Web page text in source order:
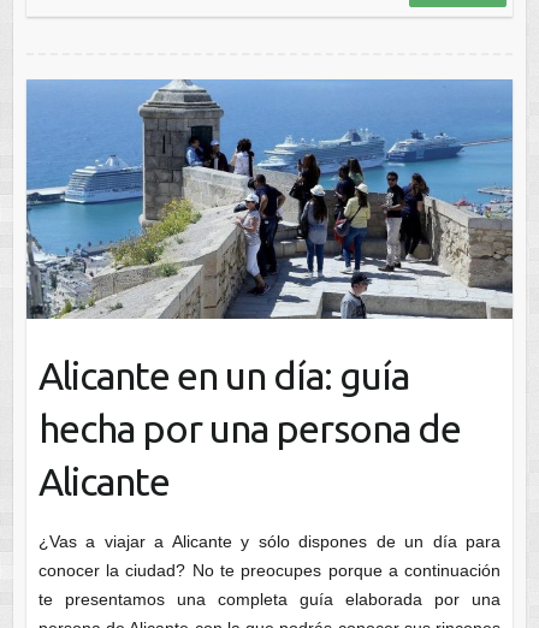
Alicante en un día: guía
hecha por una persona de
Alicante
¿Vas a viajar a Alicante y sólo dispones de un día para
conocer la ciudad? No te preocupes porque a continuación
te presentamos una completa guía elaborada por una